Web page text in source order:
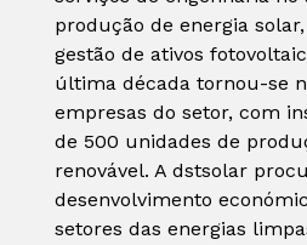
produção de energia
gestão de ativos
última década tornou-se
empresas do setor, com
de 500 unidades de
renovável. A dstsolar
desenvolvimento
setores das energias